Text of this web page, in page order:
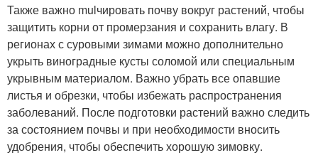
Также важно mulчировать почву вокруг растений, чтобы
защитить корни от промерзания и сохранить влагу. В
регионах с суровыми зимами можно дополнительно
укрыть виноградные кусты соломой или специальным
укрывным материалом. Важно убрать все опавшие
листья и обрезки, чтобы избежать распространения
заболеваний. После подготовки растений важно следить
за состоянием почвы и при необходимости вносить
удобрения, чтобы обеспечить хорошую зимовку.